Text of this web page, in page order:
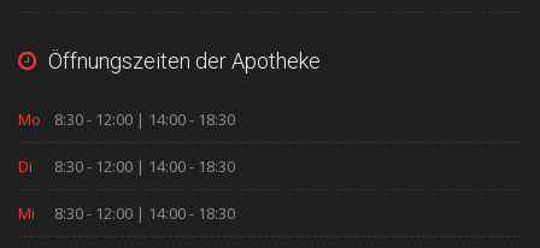
Öffnungszeiten der Apotheke
Mo 8:30 - 12:00 | 14:00 - 18:30
Di 8:30 - 12:00 | 14:00 - 18:30
Mi 8:30 - 12:00 | 14:00 - 18:30